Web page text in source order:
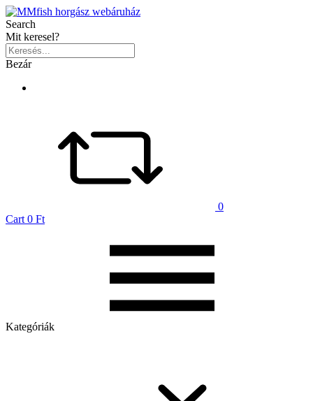
Search
Mit keresel?
Bezár
0
Cart 0 Ft
Kategóriák